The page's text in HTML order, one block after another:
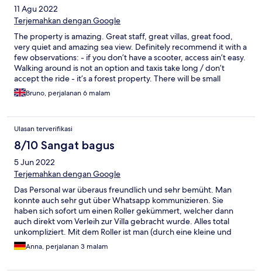
11 Agu 2022
Terjemahkan dengan Google
The property is amazing. Great staff, great villas, great food,
very quiet and amazing sea view. Definitely recommend it with a
few observations: - if you don’t have a scooter, access ain’t easy.
Walking around is not an option and taxis take long / don’t
accept the ride - it’s a forest property. There will be small
animals like frogs and insects around. If you are too bothered,
think twice - the shower was mostly cold and the water pressure
Bruno, perjalanan 6 malam
Ulasan terverifikasi
8/10 Sangat bagus
5 Jun 2022
Terjemahkan dengan Google
Das Personal war überaus freundlich und sehr bemüht. Man
konnte auch sehr gut über Whatsapp kommunizieren. Sie
haben sich sofort um einen Roller gekümmert, welcher dann
auch direkt vom Verleih zur Villa gebracht wurde. Alles total
unkompliziert. Mit dem Roller ist man (durch eine kleine und
hügelige Waldstraße) recht schnell an der Hauptstraße mit
vielen tollen Restaurants und Cafes. Das Frühstück, wie auch
Anna, perjalanan 3 malam